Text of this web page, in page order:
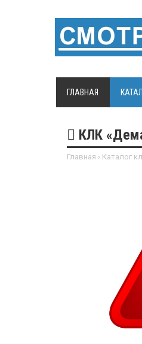
ГЛАВНАЯ
КЛК
Главная › Каталог